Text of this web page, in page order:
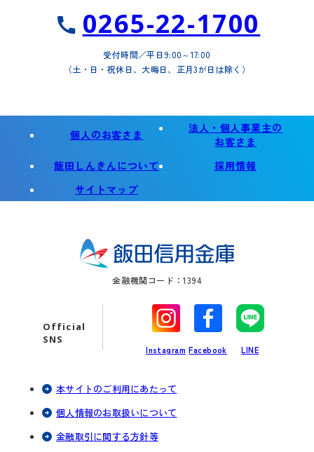
0265-22-1700
受付時間／平日9:00～17:00
（土・日・祝休日、大晦日、正月3が日は除く）
個人のお客さま
法人・個人事業主の
お客さま
飯田しんきんについて
採用情報
サイトマップ
金融機関コード：1394
Official
SNS
Instagram
別
タ
で
Facebook
別
タ
で
LINE
別
タ
で
本サイトのご利用にあたって
個人情報のお取扱いについて
金融取引に関する方針等